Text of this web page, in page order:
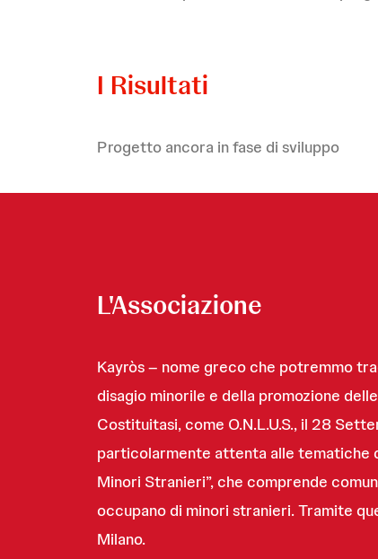
I Risultati
Progetto ancora in fase di sviluppo
L'Associazione
Kayròs – nome greco che potremmo
disagio minorile e della promozione
Costituitasi, come O.N.L.U.S., il 28
particolarmente attenta alle tematiche
Minori Stranieri”, che comprende
occupano di minori stranieri. Tramite
Milano.